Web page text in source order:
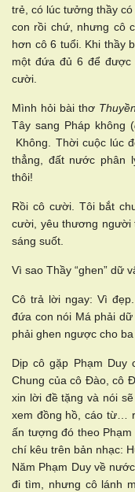
trẻ, có lúc tưởng thầy
con rồi chứ, nhưng cô
hơn cô 6 tuổi. Khi thầy
một đứa đủ 6 để
cười.
Mình hỏi bài thơ
Tây sang Pháp không (
Không. Thời cuộc lúc
thẳng, đất nước phân
thôi!
Rồi cô cười. Tôi bắt
cười, yêu thương
sáng suốt.
Vì sao Thầy “ghen” dữ
Cô trả lời ngay: Vì
đứa con nói Má phải
phải ghen ngược cho
Dịp cô gặp Phạm Duy
Chung của cô Đào, cô
xin lời đề tặng và nói
xem đồng hồ, cáo từ…
ấn tượng đó theo
chí kêu trên bản nhạc:
Năm Phạm Duy về
đi tìm, nhưng cô lánh